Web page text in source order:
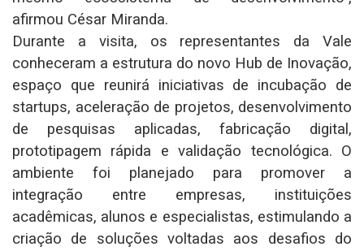
afirmou César Miranda.
Durante a visita, os representantes da Vale
conheceram a estrutura do novo Hub de Inovação,
espaço que reunirá iniciativas de incubação de
startups, aceleração de projetos, desenvolvimento
de pesquisas aplicadas, fabricação digital,
prototipagem rápida e validação tecnológica. O
ambiente foi planejado para promover a
integração entre empresas, instituições
acadêmicas, alunos e especialistas, estimulando a
criação de soluções voltadas aos desafios do